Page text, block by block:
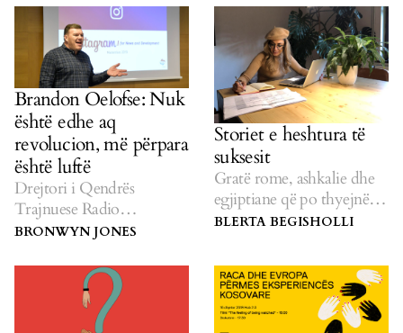
Liri dhe Barazi (CEL)
lansojnë ciklin e tretë të
programit 6 mujor të
Bursës për Gazetari në
fushën e të Drejtave të
Njeriut.
Brandon Oelofse: Nuk
është edhe aq
revolucion, më përpara
është luftë
Drejtori i Qendrës
Trajnuese Radio
Netherlands flet për
minoritetet dhe sjelljen e
zërave të rinj në mediat e
shekullit 21.
BRONWYN JONES
Storiet e heshtura të
suksesit
Gratë rome, ashkalie dhe
egjiptiane që po thyejnë
stereotipet.
BLERTA BEGISHOLLI